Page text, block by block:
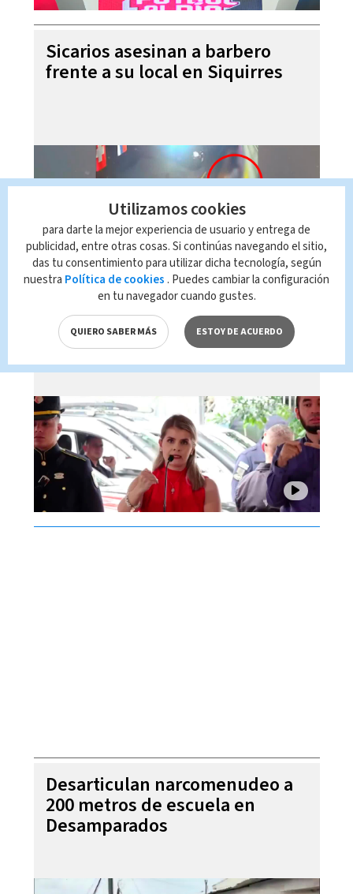
Sicarios asesinan a barbero
frente a su local en Siquirres
Laura Fernández niega ser
dictadora ante críticas de
magistrados
Desarticulan narcomenudeo a
200 metros de escuela en
Desamparados
Utilizamos cookies
para darte la mejor experiencia de usuario y entrega de
publicidad, entre otras cosas. Si continúas navegando el sitio,
das tu consentimiento para utilizar dicha tecnología, según
nuestra Política de cookies . Puedes cambiar la configuración
en tu navegador cuando gustes.
QUIERO SABER MÁS ESTOY DE ACUERDO